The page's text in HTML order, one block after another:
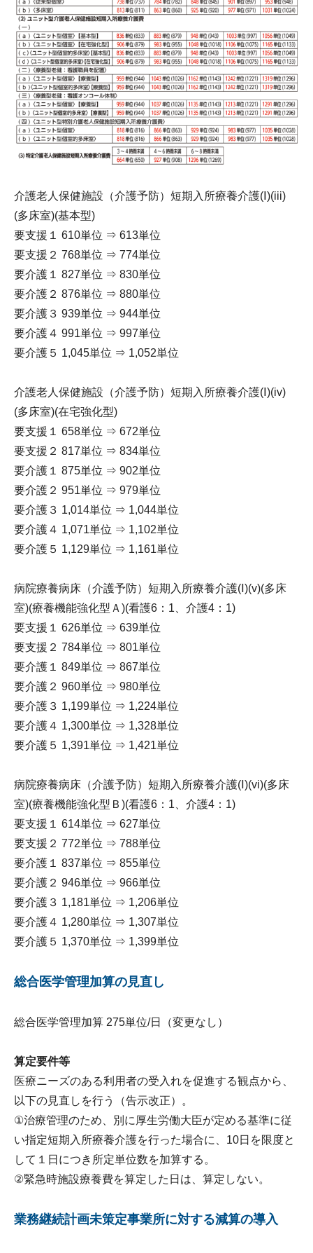
介護老人保健施設（介護予防）短期入所療養介護(Ⅰ)(iii)
(多床室)(基本型)
要支援１ 610単位 ⇒ 613単位
要支援２ 768単位 ⇒ 774単位
要介護１ 827単位 ⇒ 830単位
要介護２ 876単位 ⇒ 880単位
要介護３ 939単位 ⇒ 944単位
要介護４ 991単位 ⇒ 997単位
要介護５ 1,045単位 ⇒ 1,052単位
介護老人保健施設（介護予防）短期入所療養介護(Ⅰ)(iv)
(多床室)(在宅強化型)
要支援１ 658単位 ⇒ 672単位
要支援２ 817単位 ⇒ 834単位
要介護１ 875単位 ⇒ 902単位
要介護２ 951単位 ⇒ 979単位
要介護３ 1,014単位 ⇒ 1,044単位
要介護４ 1,071単位 ⇒ 1,102単位
要介護５ 1,129単位 ⇒ 1,161単位
病院療養病床（介護予防）短期入所療養介護(Ⅰ)(v)(多床
室)(療養機能強化型Ａ)(看護6：1、介護4：1)
要支援１ 626単位 ⇒ 639単位
要支援２ 784単位 ⇒ 801単位
要介護１ 849単位 ⇒ 867単位
要介護２ 960単位 ⇒ 980単位
要介護３ 1,199単位 ⇒ 1,224単位
要介護４ 1,300単位 ⇒ 1,328単位
要介護５ 1,391単位 ⇒ 1,421単位
病院療養病床（介護予防）短期入所療養介護(Ⅰ)(vi)(多床
室)(療養機能強化型Ｂ)(看護6：1、介護4：1)
要支援１ 614単位 ⇒ 627単位
要支援２ 772単位 ⇒ 788単位
要介護１ 837単位 ⇒ 855単位
要介護２ 946単位 ⇒ 966単位
要介護３ 1,181単位 ⇒ 1,206単位
要介護４ 1,280単位 ⇒ 1,307単位
要介護５ 1,370単位 ⇒ 1,399単位
総合医学管理加算の見直し
総合医学管理加算 275単位/日（変更なし）
算定要件等
医療ニーズのある利用者の受入れを促進する観点から、
以下の見直しを行う（告示改正）。
①治療管理のため、別に厚生労働大臣が定める基準に従
い指定短期入所療養介護を行った場合に、10日を限度と
して１日につき所定単位数を加算する。
②緊急時施設療養費を算定した日は、算定しない。
業務継続計画未策定事業所に対する減算の導入